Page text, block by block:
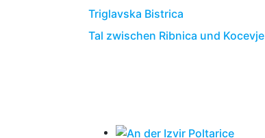
Triglavska Bistrica
Tal zwischen Ribnica und Kocevje